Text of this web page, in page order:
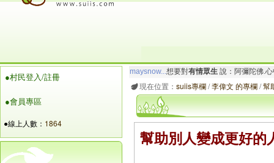
●村民登入/註冊
●會員專區
●線上人數： 1864
maysnow...想要對有情眾生說：阿彌陀佛.
玲瓏虹想要對有情眾生說：阿彌陀佛.一切
現在位置： suiis專欄/李偉文 的專欄/幫
幫助別人變成更好的